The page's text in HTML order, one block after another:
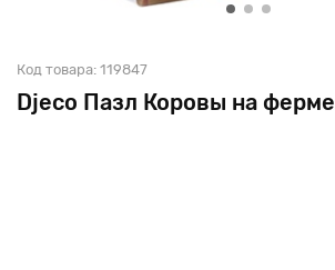
Djeco Пазл Коровы на ферме
Код товара: 119847